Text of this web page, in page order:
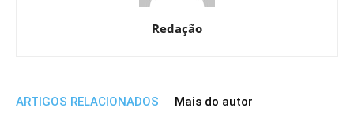
Redação
ARTIGOS RELACIONADOS Mais do autor